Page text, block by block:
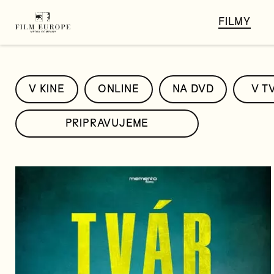
FILMY
V KINE ONLINE NA DVD V
PRIPRAVUJEME